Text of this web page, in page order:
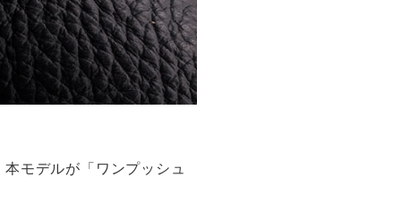
モデルが「ワンプッシュ